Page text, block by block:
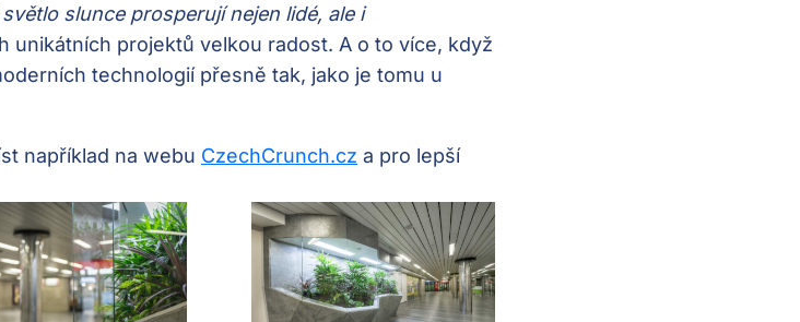
slunce prosperují nejen lidé, ale i
unikátních projektů velkou radost. A o to více, když
technologií přesně tak, jako je tomu u
například na webu CzechCrunch.cz a pro lepší